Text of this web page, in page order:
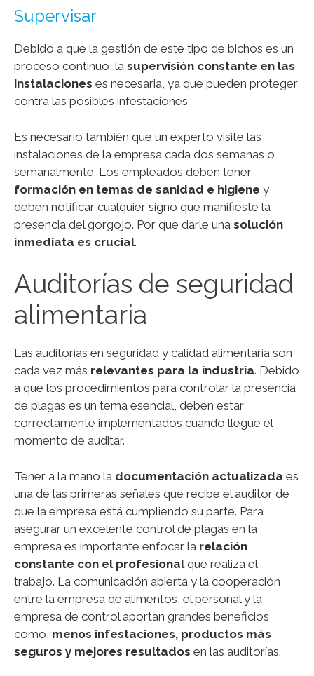
Supervisar
Debido a que la gestión de este tipo de bichos es un
proceso continuo, la supervisión constante en las
instalaciones es necesaria, ya que pueden proteger
contra las posibles infestaciones.
Es necesario también que un experto visite las
instalaciones de la empresa cada dos semanas o
semanalmente. Los empleados deben tener
formación en temas de sanidad e higiene y
deben notificar cualquier signo que manifieste la
presencia del gorgojo. Por que darle una solución
inmediata es crucial.
Auditorías de seguridad
alimentaria
Las auditorías en seguridad y calidad alimentaria son
cada vez más relevantes para la industria. Debido
a que los procedimientos para controlar la presencia
de plagas es un tema esencial, deben estar
correctamente implementados cuando llegue el
momento de auditar.
Tener a la mano la documentación actualizada es
una de las primeras señales que recibe el auditor de
que la empresa está cumpliendo su parte. Para
asegurar un excelente control de plagas en la
empresa es importante enfocar la relación
constante con el profesionalque realiza el
trabajo. La comunicación abierta y la cooperación
entre la empresa de alimentos, el personal y la
empresa de control aportan grandes beneficios
como, menos infestaciones, productos más
seguros y mejores resultados en las auditorías.